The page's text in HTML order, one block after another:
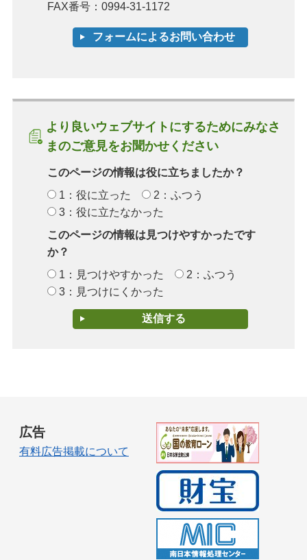
FAX番号：0994-31-1172
より良いウェブサイトにするためにみなさ
まのご意見をお聞かせください
このページの情報は役に立ちましたか？
1：役に立った
2：ふつう
3：役に立たなかった
このページの情報は見つけやすかったです
か？
1：見つけやすかった
2：ふつう
3：見つけにくかった
広告
有料広告掲載について